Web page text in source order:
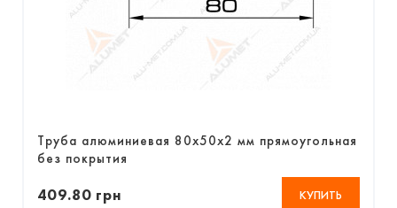
Труба алюминиевая 80х50х2 мм прямоугольная
без покрытия
409.80 грн КУПИТЬ